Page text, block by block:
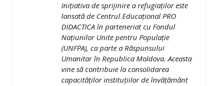
Inițiativa de sprijinire a refugiaților este
lansată de Centrul Educațional PRO
DIDACTICA în parteneriat cu Fondul
Națiunilor Unite pentru Populație
(UNFPA), ca parte a Răspunsului
Umanitar în Republica Moldova. Aceasta
vine să contribuie la consolidarea
capacităților instituțiilor de învățământ